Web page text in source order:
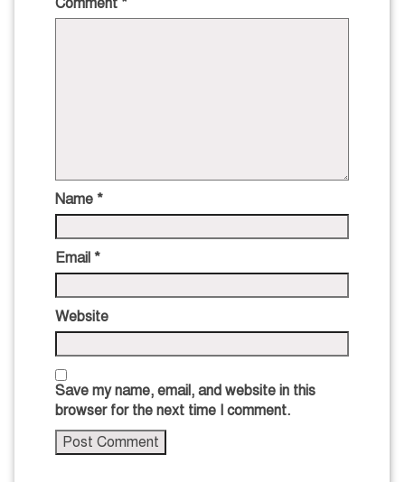
Comment *
Name *
Email *
Website
Save my name, email, and website in this
browser for the next time I comment.